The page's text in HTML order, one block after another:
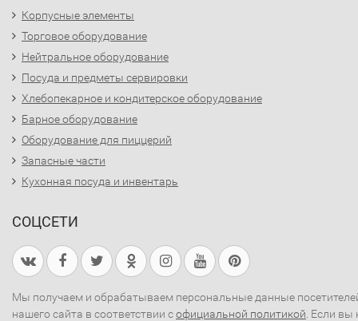
Корпусные элементы
Торговое оборудование
Нейтральное оборудование
Посуда и предметы сервировки
Хлебопекарное и кондитерское оборудование
Барное оборудование
Оборудование для пиццерий
Запасные части
Кухонная посуда и инвентарь
СОЦСЕТИ
Мы получаем и обрабатываем персональные данные
нашего сайта в соответствии софициальной политикой . Если вы